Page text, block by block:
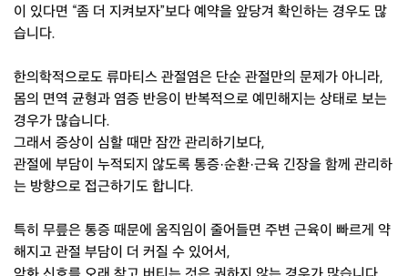
이 있다면 “좀 더 지켜보자”보다 예약을 앞당겨 확인하는 경우도 많
습니다.
한의학적으로도 류마티스 관절염은 단순 관절만의 문제가 아니라,
몸의 면역 균형과 염증 반응이 반복적으로 예민해지는 상태로 보는
경우가 많습니다.
그래서 증상이 심할 때만 잠깐 관리하기보다,
관절에 부담이 누적되지 않도록 통증·순환·근육 긴장을 함께 관리하
는 방향으로 접근하기도 합니다.
특히 무릎은 통증 때문에 움직임이 줄어들면 주변 근육이 빠르게 약
해지고 관절 부담이 더 커질 수 있어서,